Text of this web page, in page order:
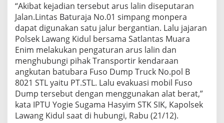
“Akibat kejadian tersebut arus lalin diseputaran
Jalan.Lintas Baturaja No.01 simpang monpera
dapat digunakan satu jalur bergantian. Lalu jajaran
Polsek Lawang Kidul bersama Satlantas Muara
Enim melakukan pengaturan arus lalin dan
menghubungi pihak Transportir kendaraan
angkutan batubara Fuso Dump Truck No.pol B
8021 STL yaitu PT.STL. Lalu evakuasi mobil Fuso
Dump tersebut dengan menggunakan alat berat,”
kata IPTU Yogie Sugama Hasyim STK SIK, Kapolsek
Lawang Kidul saat di hubungi, Rabu (21/12).